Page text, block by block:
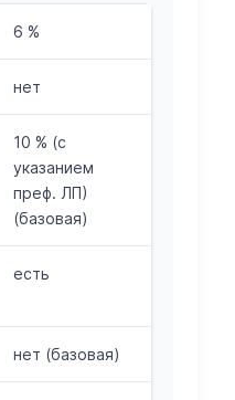
6 %
нет
10 % (с
указанием
преф. ЛП)
(базовая)
есть
нет (базовая)